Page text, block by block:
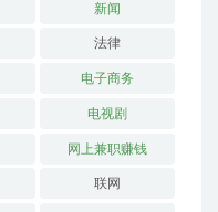
新闻
法律
电子商务
电视剧
网上兼职赚钱
联网